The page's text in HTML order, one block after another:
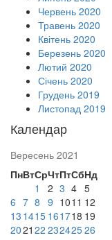
Червень 2020
Травень 2020
Квітень 2020
Березень 2020
Лютий 2020
Січень 2020
Грудень 2019
Листопад 2019
Календар
Вересень 2021
ПнВтСрЧтПтСбНд
1
2 3 4 5
6 7 8 9 1011 12
13 1415 161718 19
2021 22 23242526